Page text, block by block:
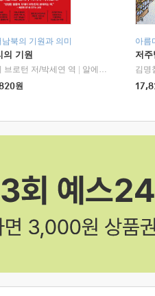
남북의 기원과 의미
의 기원
브로턴 저/박세연 역
알에이치코리아(RHK)
원
아름
저
김명